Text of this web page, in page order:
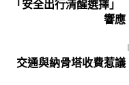
「安全出行清醒選擇
響應
交通與納骨塔收費惹